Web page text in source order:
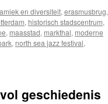
en diversiteit, erasmusbrug,
, historisch stadscentrum,
, maasstad, markthal, moderne
, north sea jazz festival,
geschiedenis